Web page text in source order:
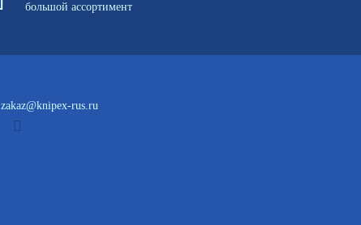
большой ассортимент
zakaz@knipex-rus.ru